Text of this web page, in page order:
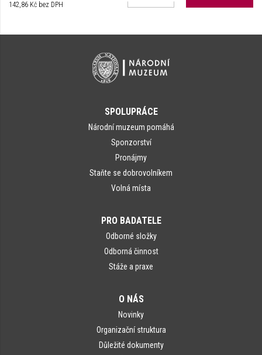
142,86 Kč bez DPH
SPOLUPRÁCE
Národní muzeum pomáhá
Sponzorství
Pronájmy
Staňte se dobrovolníkem
Volná místa
PRO BADATELE
Odborné složky
Odborná činnost
Stáže a praxe
O NÁS
Novinky
Organizační struktura
Důležité dokumenty